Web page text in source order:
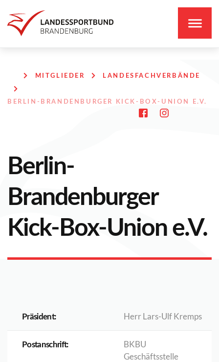
MITGLIEDER LANDESFACHVERBÄNDE
BERLIN-BRANDENBURGER KICK-BOX-UNION E.V.
Berlin-
Brandenburger
Kick-Box-Union e.V.
Präsident: Herr Lars-Ulf Kremps
Postanschrift:
BKBU
Geschäftsstelle